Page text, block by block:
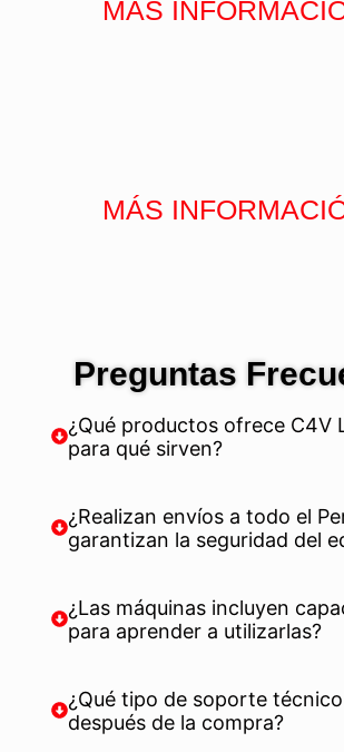
MÁS
MÁS
Preguntas
¿Qué productos ofrece C4V
para qué sirven?
¿Realizan envíos a todo el
garantizan la seguridad del
¿Las máquinas incluyen
para aprender a utilizarlas?
¿Qué tipo de soporte
después de la compra?